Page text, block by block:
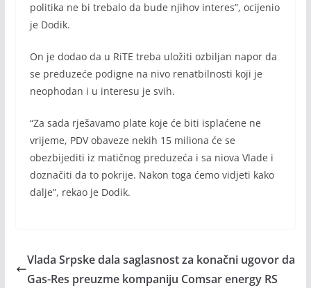
politika ne bi trebalo da bude njihov interes”, ocijenio
je Dodik.
On je dodao da u RiTE treba uložiti ozbiljan napor da
se preduzeće podigne na nivo renatbilnosti koji je
neophodan i u interesu je svih.
“Za sada rješavamo plate koje će biti isplaćene ne
vrijeme, PDV obaveze nekih 15 miliona će se
obezbijediti iz matičnog preduzeća i sa niova Vlade i
doznačiti da to pokrije. Nakon toga ćemo vidjeti kako
dalje”, rekao je Dodik.
Vlada Srpske dala saglasnost za konačni ugovor da
Gas-Res preuzme kompaniju Comsar energy RS